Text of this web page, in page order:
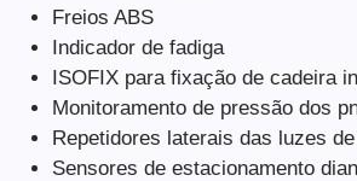
Freios ABS
Indicador de fadiga
ISOFIX para fixação de cadeira
Monitoramento de pressão dos
Repetidores laterais das luzes
Sensores de estacionamento